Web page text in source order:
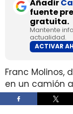
Añadir
fuente
gratuita.
Mantente
actualidad.
ACTIVAR
Franc Molinos,
en un camión
alquiler y
incorpora